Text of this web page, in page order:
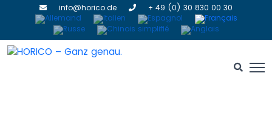
info@horico.de + 49 (0) 30 830 00 30